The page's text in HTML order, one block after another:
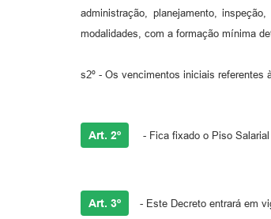
administração, planejamento,
modalidades, com a formação mínima
s2º - Os vencimentos iniciais referentes
Art. 2º - Fica fixado o Piso
Art. 3º - Este Decreto entrará em